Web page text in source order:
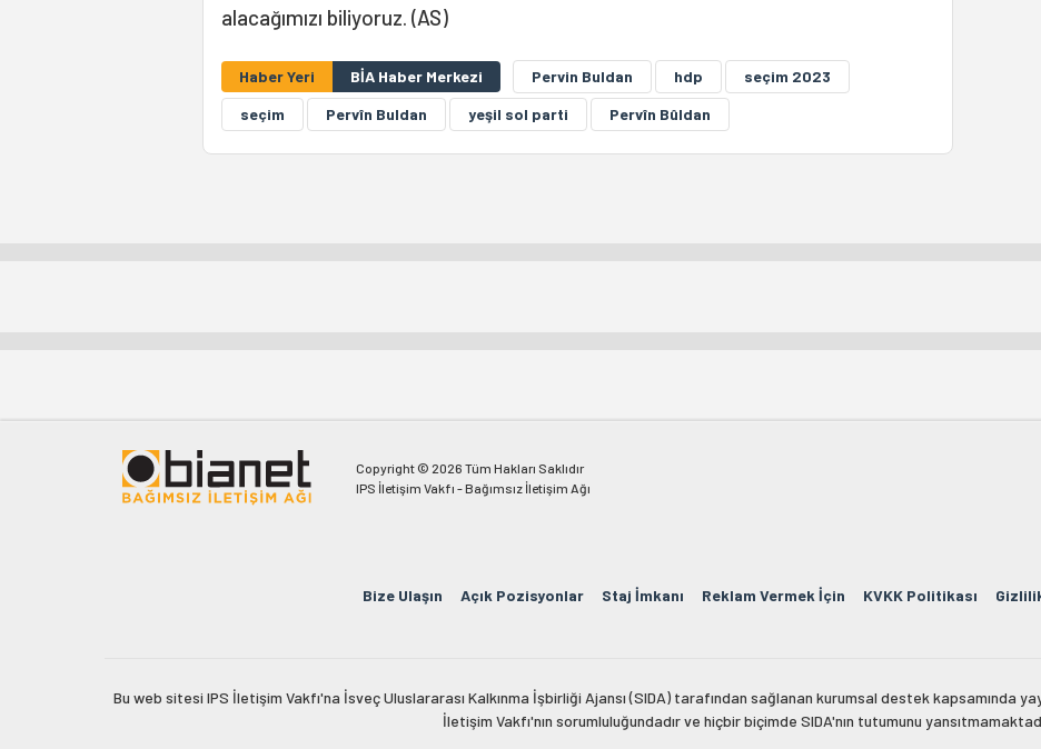
alacağımızı biliyoruz. (AS)
Haber Yeri BİA Haber Merkezi Pervin Buldan hdp
seçim 2023
seçim
Pervîn Buldan yeşil sol parti Pervîn Bûldan
Copyright © 2026 Tüm Hakları Saklıdır
IPS İletişim Vakfı - Bağımsız İletişim Ağı
Bize Ulaşın Açık Pozisyonlar Staj İmkanı Reklam Vermek İçin KVKK Politikası
Bu web sitesi IPS İletişim Vakfı'na İsveç Uluslararası Kalkınma İşbirliği Ajansı (SIDA) tarafından sağlanan kurumsal destek kapsamında
İletişim Vakfı'nın sorumluluğundadır ve hiçbir biçimde SIDA'nın tutumunu